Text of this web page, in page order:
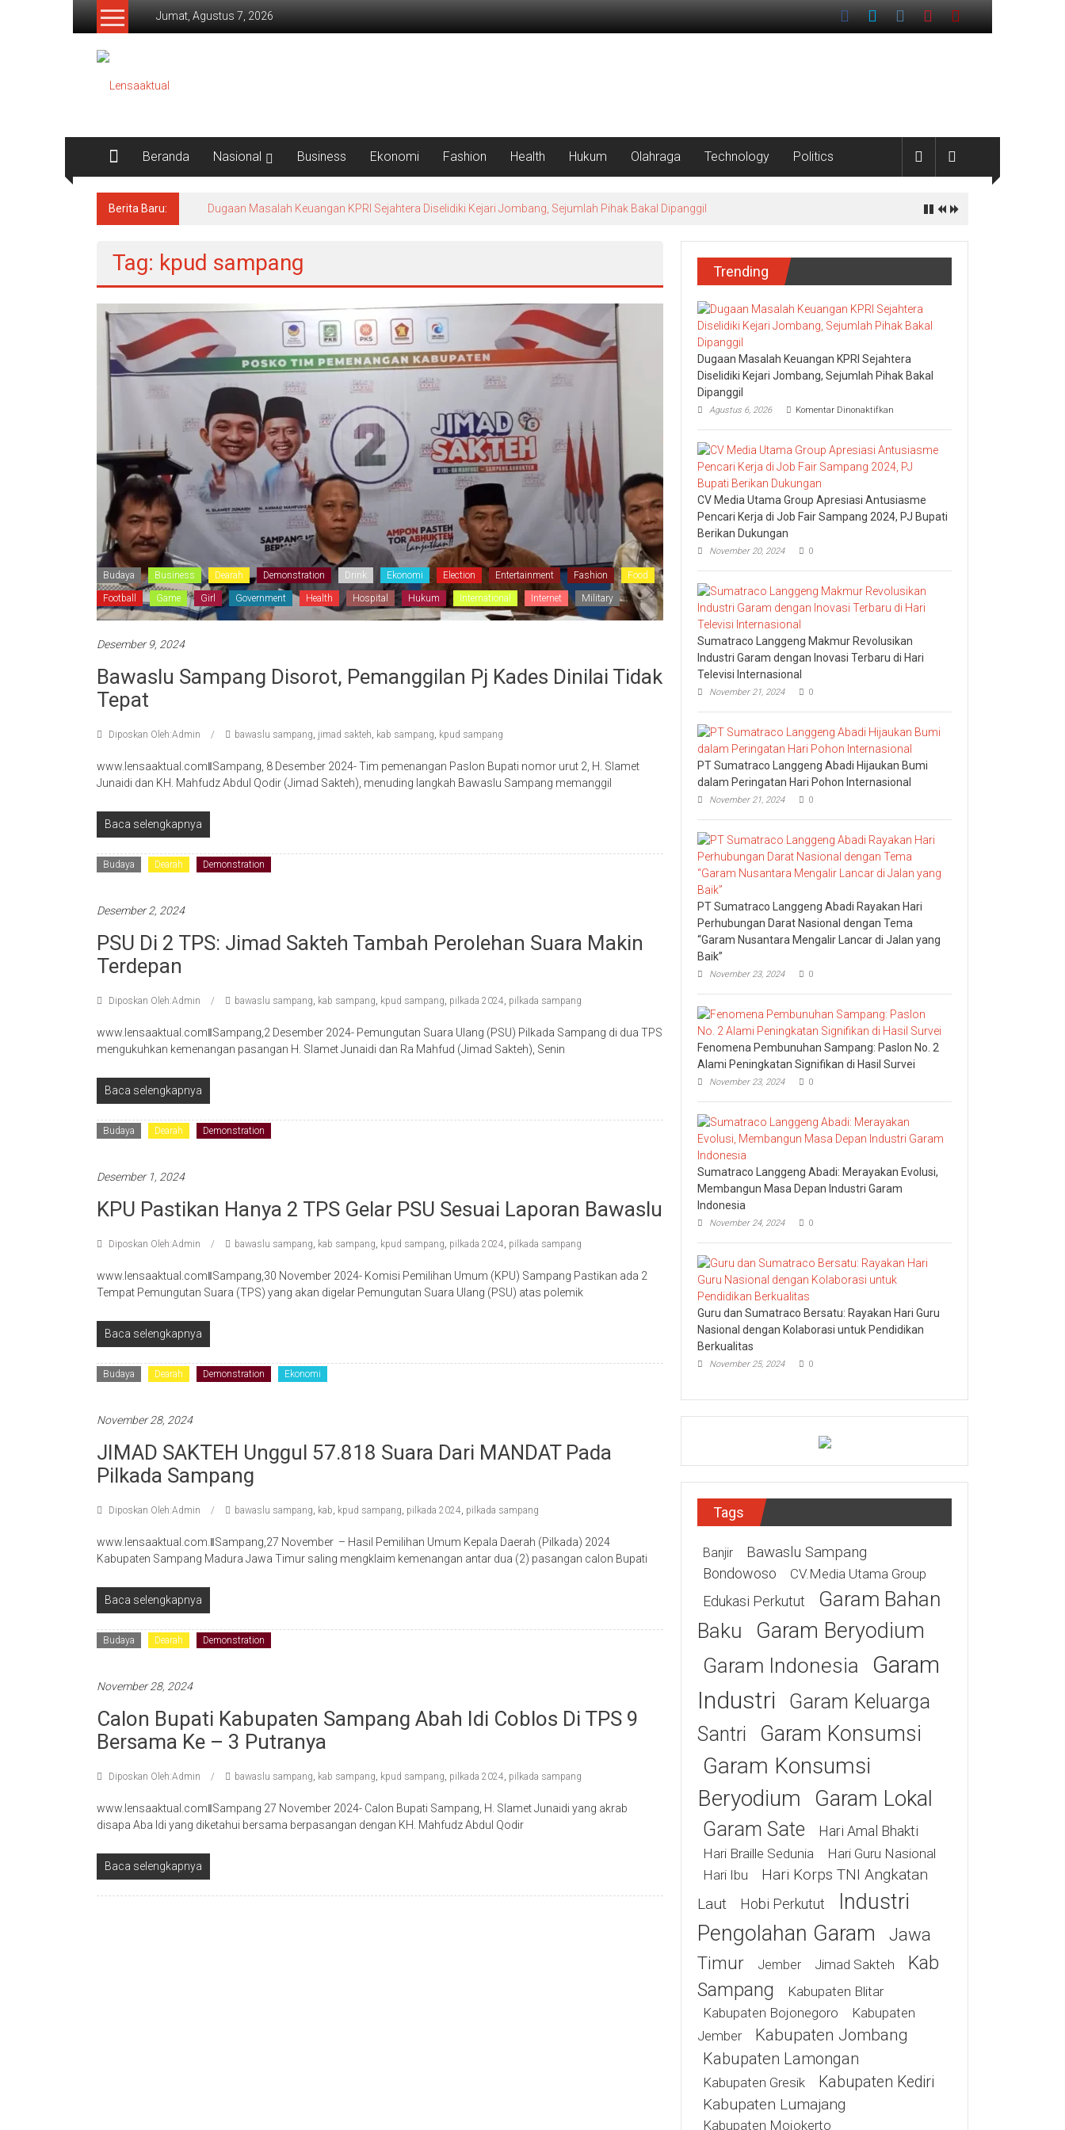
Lompat
Jumat, Agustus 7, 2026
Lensaaktual
Beranda Nasional Business Ekonomi Fashion Health Hukum Olahraga Technology Politics
Berita Baru: Dugaan Masalah Keuangan KPRI Sejahtera Diselidiki Kejari Jombang, Sejumlah Pihak Bakal Dipanggil
Tag: kpud sampang
Budaya Business Dearah Demonstration Drink Ekonomi Election Entertainment Fashion Food
Football Game Girl Government Health Hospital Hukum International Internet Military
Desember 9, 2024
Bawaslu Sampang Disorot, Pemanggilan Pj Kades Dinilai Tidak
Tepat
Diposkan Oleh:Admin bawaslu sampang, jimad sakteh, kab sampang, kpud sampang
www.lensaaktual.comǁSampang, 8 Desember 2024- Tim pemenangan Paslon Bupati nomor urut 2, H. Slamet
Junaidi dan KH. Mahfudz Abdul Qodir (Jimad Sakteh), menuding langkah Bawaslu Sampang memanggil
Baca selengkapnya
Budaya Dearah Demonstration
Desember 2, 2024
PSU Di 2 TPS: Jimad Sakteh Tambah Perolehan Suara Makin
Terdepan
Diposkan Oleh:Admin bawaslu sampang, kab sampang, kpud sampang, pilkada 2024, pilkada sampang
www.lensaaktual.comǁSampang,2 Desember 2024- Pemungutan Suara Ulang (PSU) Pilkada Sampang di dua TPS
mengukuhkan kemenangan pasangan H. Slamet Junaidi dan Ra Mahfud (Jimad Sakteh), Senin
Baca selengkapnya
Budaya Dearah Demonstration
Desember 1, 2024
KPU Pastikan Hanya 2 TPS Gelar PSU Sesuai Laporan Bawaslu
Diposkan Oleh:Admin bawaslu sampang, kab sampang, kpud sampang, pilkada 2024, pilkada sampang
www.lensaaktual.comǁSampang,30 November 2024- Komisi Pemilihan Umum (KPU) Sampang Pastikan ada 2
Tempat Pemungutan Suara (TPS) yang akan digelar Pemungutan Suara Ulang (PSU) atas polemik
Baca selengkapnya
Budaya Dearah Demonstration Ekonomi
November 28, 2024
JIMAD SAKTEH Unggul 57.818 Suara Dari MANDAT Pada
Pilkada Sampang
Diposkan Oleh:Admin bawaslu sampang, kab, kpud sampang, pilkada 2024, pilkada sampang
www.lensaaktual.com.ǁSampang,27 November – Hasil Pemilihan Umum Kepala Daerah (Pilkada) 2024
Kabupaten Sampang Madura Jawa Timur saling mengklaim kemenangan antar dua (2) pasangan calon Bupati
Baca selengkapnya
Budaya Dearah Demonstration
November 28, 2024
Calon Bupati Kabupaten Sampang Abah Idi Coblos Di TPS 9
Bersama Ke – 3 Putranya
Diposkan Oleh:Admin bawaslu sampang, kab sampang, kpud sampang, pilkada 2024, pilkada sampang
www.lensaaktual.comǁSampang 27 November 2024- Calon Bupati Sampang, H. Slamet Junaidi yang akrab
disapa Aba Idi yang diketahui bersama berpasangan dengan KH. Mahfudz Abdul Qodir
Baca selengkapnya
Trending
Dugaan Masalah Keuangan KPRI Sejahtera
Diselidiki Kejari Jombang, Sejumlah Pihak Bakal
Dipanggil
Agustus 6, 2026 Komentar Dinonaktifkan
Masalah
Keuangan
KPRI
Sejahtera
Kejari
Sejumlah
CV Media Utama Group Apresiasi Antusiasme
Pencari Kerja di Job Fair Sampang 2024, PJ Bupati
Berikan Dukungan
November 20, 2024 0
Sumatraco Langgeng Makmur Revolusikan
Industri Garam dengan Inovasi Terbaru di Hari
Televisi Internasional
November 21, 2024 0
PT Sumatraco Langgeng Abadi Hijaukan Bumi
dalam Peringatan Hari Pohon Internasional
November 21, 2024 0
PT Sumatraco Langgeng Abadi Rayakan Hari
Perhubungan Darat Nasional dengan Tema
“Garam Nusantara Mengalir Lancar di Jalan yang
Baik”
November 23, 2024 0
Fenomena Pembunuhan Sampang: Paslon No. 2
Alami Peningkatan Signifikan di Hasil Survei
November 23, 2024 0
Sumatraco Langgeng Abadi: Merayakan Evolusi,
Membangun Masa Depan Industri Garam
Indonesia
November 24, 2024 0
Guru dan Sumatraco Bersatu: Rayakan Hari Guru
Nasional dengan Kolaborasi untuk Pendidikan
Berkualitas
November 25, 2024 0
Tags
Banjir Bawaslu Sampang
Bondowoso CV.Media Utama Group
Edukasi Perkutut
Garam Bahan
Baku
Garam Beryodium
Garam Indonesia
Garam
Industri
Garam Keluarga
Santri
Garam Konsumsi
Garam Konsumsi
Beryodium
Garam Lokal
Garam Sate Hari Amal Bhakti
Hari Braille Sedunia
Hari Guru Nasional
Hari Ibu
Hari Korps TNI Angkatan
Laut
Hobi Perkutut
Industri
Pengolahan Garam
Jawa
Timur
Jember Jimad Sakteh
Kab
Sampang
Kabupaten Blitar
Kabupaten Bojonegoro
Kabupaten
Jember
Kabupaten Jombang
Kabupaten Lamongan
Kabupaten Gresik
Kabupaten Kediri
Kabupaten Lumajang
Kabupaten Mojokerto